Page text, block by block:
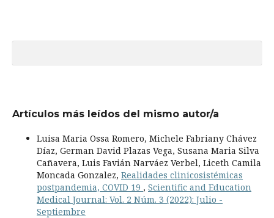
Artículos más leídos del mismo autor/a
Luisa Maria Ossa Romero, Michele Fabriany Chávez
Díaz, German David Plazas Vega, Susana Maria Silva
Cañavera, Luis Favián Narváez Verbel, Liceth Camila
Moncada Gonzalez, Realidades clinicosistémicas
postpandemia, COVID 19 , Scientific and Education
Medical Journal: Vol. 2 Núm. 3 (2022): Julio -
Septiembre